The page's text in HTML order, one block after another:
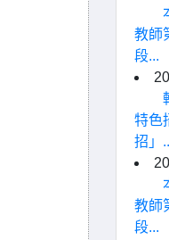
教師
段...
特色
招」
教師
段...